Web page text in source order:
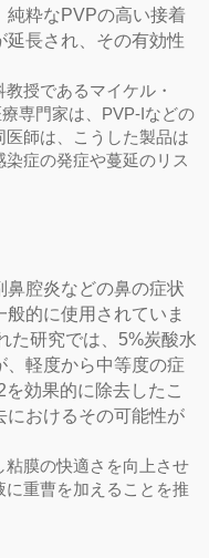
純粋なPVPの高い接着
長され、その有効性
授であるマイケル・
専門家は、PVP-Iなどの
師は、こうした製品は
症の発症や蔓延のリス
腔炎などの鼻の症状
的に使用されていま
た研究では、5%炭酸水
軽度から中等度の症
効果的に除去したこ
におけるその可能性が
膜の快適さを向上させ
重曹を加えることを推